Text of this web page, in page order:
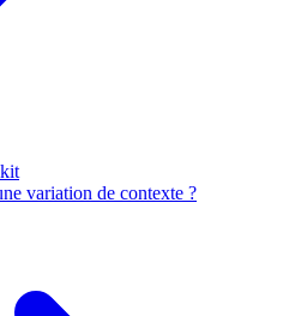
variation de contexte ?